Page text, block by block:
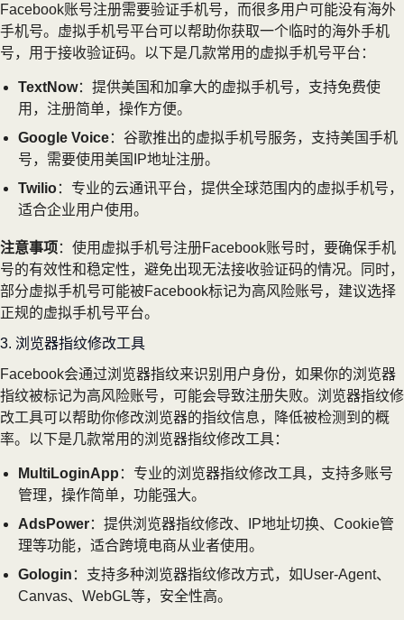
Facebook账号注册需要验证手机号，而很多用户可能没有海外
手机号。虚拟手机号平台可以帮助你获取一个临时的海外手机
号，用于接收验证码。以下是几款常用的虚拟手机号平台：
TextNow：提供美国和加拿大的虚拟手机号，支持免费使
用，注册简单，操作方便。
Google Voice：谷歌推出的虚拟手机号服务，支持美国手机
号，需要使用美国IP地址注册。
Twilio：专业的云通讯平台，提供全球范围内的虚拟手机号，
适合企业用户使用。
注意事项 ：使用虚拟手机号注册Facebook账号时，要确保手机
号的有效性和稳定性，避免出现无法接收验证码的情况。同时，
部分虚拟手机号可能被Facebook标记为高风险账号，建议选择
正规的虚拟手机号平台。
3. 浏览器指纹修改工具
Facebook会通过浏览器指纹来识别用户身份，如果你的浏览器
指纹被标记为高风险账号，可能会导致注册失败。浏览器指纹修
改工具可以帮助你修改浏览器的指纹信息，降低被检测到的概
率。以下是几款常用的浏览器指纹修改工具：
MultiLoginApp ：专业的浏览器指纹修改工具，支持多账号
管理，操作简单，功能强大。
AdsPower：提供浏览器指纹修改、IP地址切换、Cookie管
理等功能，适合跨境电商从业者使用。
Gologin ：支持多种浏览器指纹修改方式，如User-Agent、
Canvas、WebGL等，安全性高。